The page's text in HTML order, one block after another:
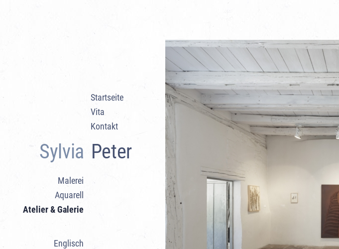
Startseite
Vita
Kontakt
Sylvia Peter
Malerei
Aquarell
Atelier & Galerie
Englisch